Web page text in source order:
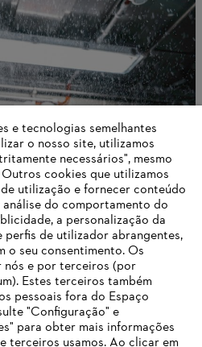
e tecnologias semelhantes
o nosso site, utilizamos
necessários", mesmo
cookies que utilizamos
utilização e fornecer conteúdo
do comportamento do
a personalização da
de utilizador abrangentes,
o seu consentimento. Os
e por terceiros (por
Estes terceiros também
pessoais fora do Espaço
"Configuração" e
para obter mais informações
terceiros usamos. Ao clicar em